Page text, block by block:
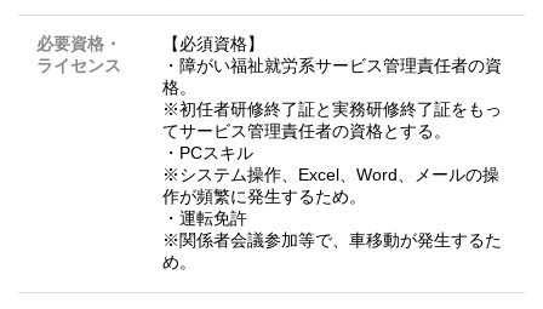
必要資格・
ライセンス
【必須資格】
・障がい福祉就労系サービス管理責任者の資
格。
※初任者研修終了証と実務研修終了証をもっ
てサービス管理責任者の資格とする。
・PCスキル
※システム操作、Excel、Word、メールの操
作が頻繁に発生するため。
・運転免許
※関係者会議参加等で、車移動が発生するた
め。